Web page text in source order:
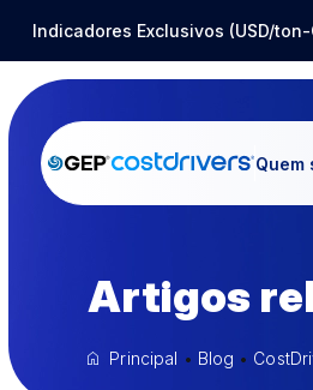
Indicadores Exclusivos (USD/ton-
Aço Inox
Quem
Artigos
Principal • Blog •